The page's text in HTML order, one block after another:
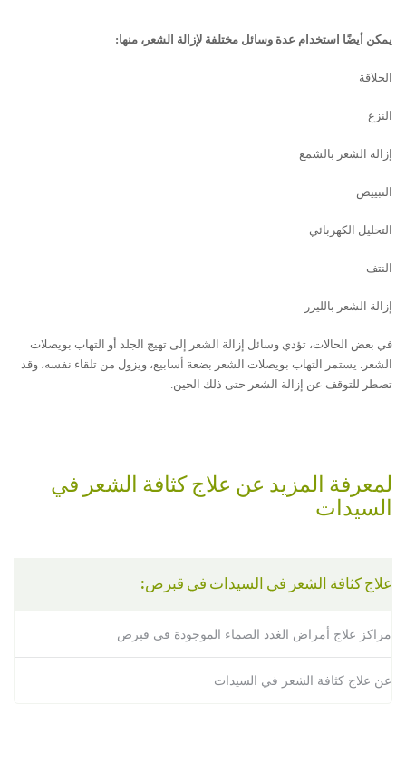
يمكن أيضًا استخدام عدة وسائل مختلفة لإزالة الشعر، منھا:
الحلاقة
النزع
إزالة الشعر بالشمع
التبييض
التحليل الكھربائي
النتف
إزالة الشعر بالليزر
في بعض الحالات، تؤدي وسائل إزالة الشعر إلى تھيج الجلد أو التهاب بويصلات
الشعر. يستمر التهاب بويصلات الشعر بضعة ﺃسابيع، ويزول من تلقاء نفسه، وقد
تضطر للتوقف عن إزالة الشعر حتى ذلك الحين.
لمعرفة المزيد عن علاج كثافة الشعر في
السيدات
علاج كثافة الشعر في السيدات في قبرص:
مراكز علاج أمراض الغدد الصماء الموجودة في قبرص
عن علاج كثافة الشعر في السيدات